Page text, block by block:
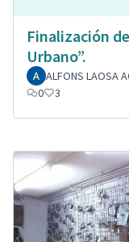
Finalización
Urbano”.
ALFONS LAOSA
0
3